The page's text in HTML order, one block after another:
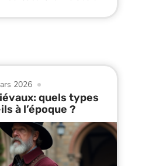
2026
quels types
à l’époque ?